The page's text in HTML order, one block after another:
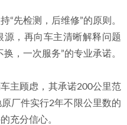
“先检测，后维修”的原则。
，再向车主清晰解释问题
，一次服务”的专业承诺。
主顾虑，其承诺200公里范
厂件实行2年不限公里数的
充分信心。